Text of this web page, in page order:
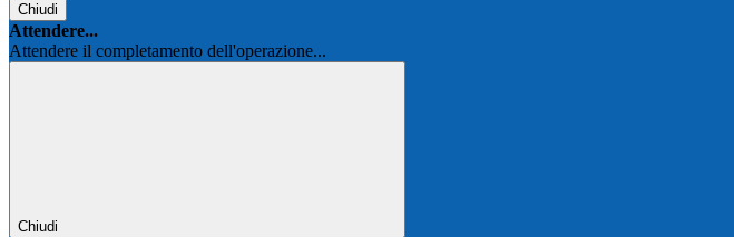
Chiudi
Attendere...
Attendere il completamento dell'operazione...
Chiudi